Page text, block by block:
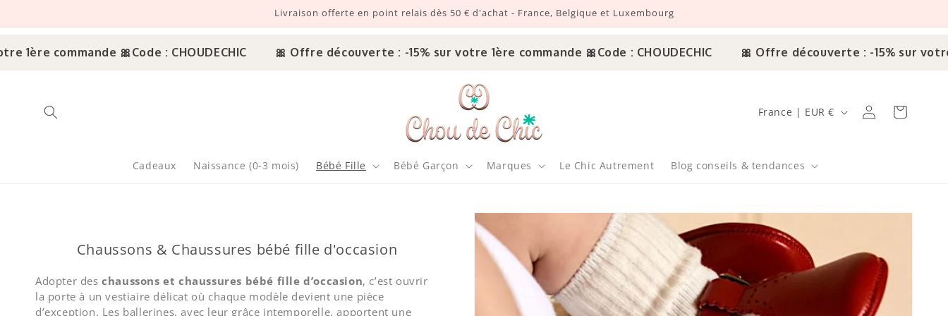
Livraison offerte en point relais dès 50 € d'achat - France, Belgique et Luxembourg
🎀Code : CHOUDECHIC 🎀 Offre découverte : -15% sur votre 1ère commande 🎀Code : CHOUDECHIC 🎀 Offre découverte : -15% sur votre 1ère
Cadeaux Naissance (0-3 mois) Bébé Fille Bébé Garçon Marques Le Chic Autrement Blog conseils & tendances
Pays/région France | EUR € ConnexionPanier
Chaussons & Chaussures bébé fille d'occasion
Adopter deschaussons et chaussures bébé fille d’occasion, c’est ouvrir
la porte à un vestiaire délicat où chaque modèle devient une pièce
d’exception. Les ballerines, avec leur grâce intemporelle, apportent une